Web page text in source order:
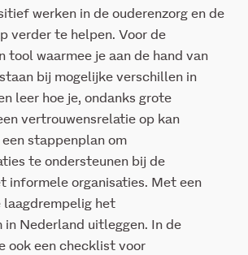
werken in de ouderenzorg en de
verder te helpen. Voor de
tool waarmee je aan de hand van
bij mogelijke verschillen in
leer hoe je, ondanks grote
vertrouwensrelatie op kan
een stappenplan om
te ondersteunen bij de
informele organisaties. Met een
laagdrempelig het
in Nederland uitleggen. In de
ook een checklist voor